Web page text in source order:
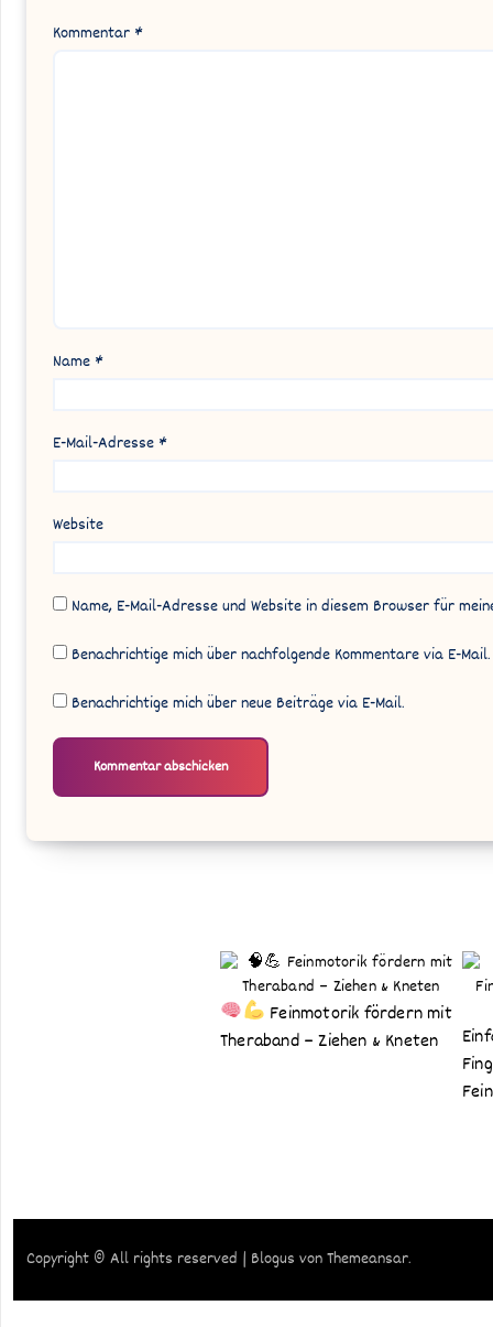
Kommentar *
Name *
E-Mail-Adresse *
Website
Name, E-Mail-Adresse und Website in diesem Browser für
Benachrichtige mich über nachfolgende Kommentare via E-Mail.
Benachrichtige mich über neue Beiträge via E-Mail.
Feinmotorik fördern mit
Theraband – Ziehen & Kneten
Copyright © All rights reserved | Blogus vonThemeansar.